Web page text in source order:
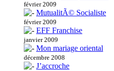
février 2009
MutualitÃ© Socialiste
février 2009
EFF Franchise
janvier 2009
Mon mariage oriental
décembre 2008
J’accroche